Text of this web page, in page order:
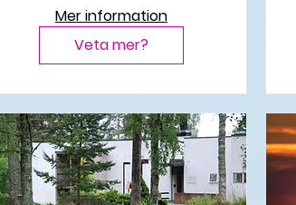
Mer information
Veta mer?